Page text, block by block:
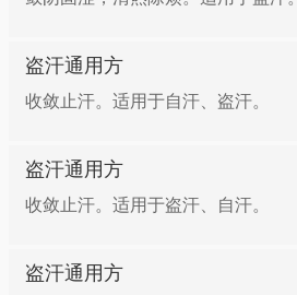
盗汗通用方
收敛止汗。适用于自汗、盗汗。
盗汗通用方
收敛止汗。适用于盗汗、自汗。
盗汗通用方